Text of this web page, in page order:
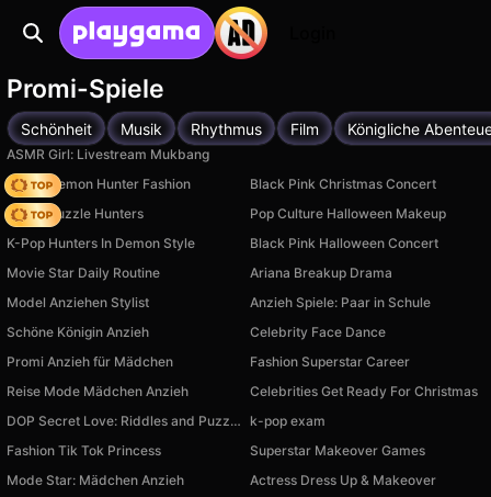
Promi-Spiele
Schönheit Musik Rhythmus Film Königliche
ASMR Girl: Livestream Mukbang
K-Pop Demon Hunter Fashion
Black Pink Christmas Concert
K-Pop Puzzle Hunters
Pop Culture Halloween Makeup
K-Pop Hunters In Demon Style
Black Pink Halloween Concert
Movie Star Daily Routine
Ariana Breakup Drama
Model Anziehen Stylist
Anzieh Spiele: Paar in Schule
Schöne Königin Anzieh
Celebrity Face Dance
Promi Anzieh für Mädchen
Fashion Superstar Career
Reise Mode Mädchen Anzieh
Celebrities Get Ready For Christmas
DOP Secret Love: Riddles and Puzzles
k-pop exam
Fashion Tik Tok Princess
Superstar Makeover Games
Mode Star: Mädchen Anzieh
Actress Dress Up & Makeover